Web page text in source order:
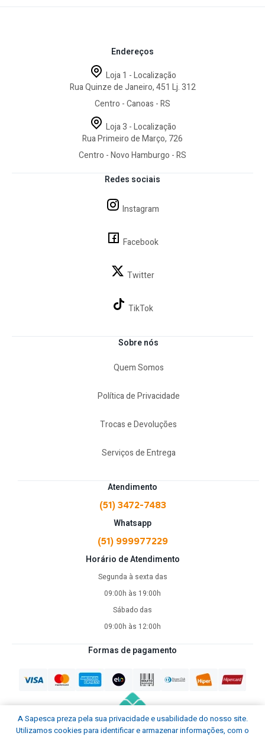
Atendimento
(51) 3472-7483
Whatsapp
(51) 999977229
Horário de Atendimento
Segunda à sexta das
09:00h às 19:00h
Sábado das
09:00h às 12:00h
Sobre nós
Quem Somos
Política de Privacidade
Trocas e Devoluções
Serviços de Entrega
Redes sociais
Instagram
Facebook
Twitter
TikTok
Endereços
Loja 1 - Localização
Rua Quinze de Janeiro, 451 Lj. 312
Centro - Canoas - RS
Loja 3 - Localização
Rua Primeiro de Março, 726
Centro - Novo Hamburgo - RS
Formas de pagamento
A Sapesca preza pela sua privacidade e usabilidade do nosso site.
Utilizamos cookies para identificar e armazenar informações, com o